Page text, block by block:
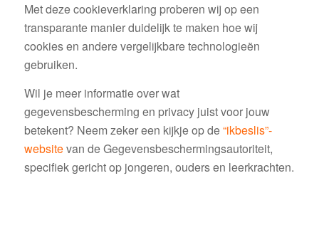
Met deze cookieverklaring proberen wij op een
transparante manier duidelijk te maken hoe wij
cookies en andere vergelijkbare technologieën
gebruiken.
Wil je meer informatie over wat
gegevensbescherming en privacy juist voor jouw
betekent? Neem zeker een kijkje op de“ikbeslis”-
websitevan de Gegevensbeschermingsautoriteit,
specifiek gericht op jongeren, ouders en leerkrachten.